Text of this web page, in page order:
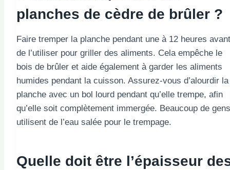
planches de cèdre de brûler ?
Faire tremper la planche pendant une à 12 heures avant
de l’utiliser pour griller des aliments. Cela empêche le
bois de brûler et aide également à garder les aliments
humides pendant la cuisson. Assurez-vous d’alourdir la
planche avec un bol lourd pendant qu’elle trempe, afin
qu’elle soit complètement immergée. Beaucoup de gens
utilisent de l’eau salée pour le trempage.
Quelle doit être l’épaisseur